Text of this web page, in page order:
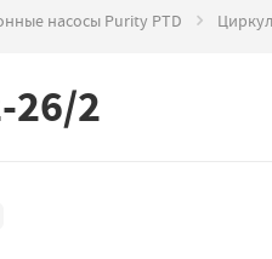
насосы Purity PTD
26/2